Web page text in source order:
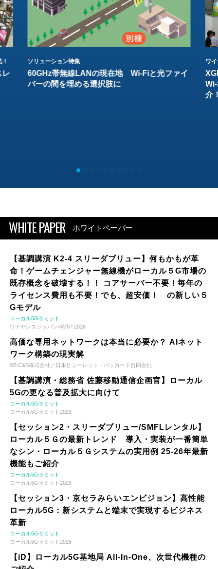
レ
ソリューション特集
60GHz帯無線LANの現在地 Wi-Fiと光ファイ
バーの間を埋める選択肢に
ワ
介
WHITE PAPER ホワイトペーパー
【基調講演 K2-4 スリーダブリュー】何もかもが革
命！ゲームチェンジャー無線機がローカル５G市場の
既存概念を破壊する！！ コアサーバー不要！毎年の
ライセンス費用も不要！でも、超安価！ の新しい５
Gモデル
ローカル5Gサミット
ワイヤレスジャパン×WTP 2026
高価な専用ネットワークは本当に必要か？ AIネット
ワーク構築の現実解
SB C&S株式会社／日本ヒューレット・パッカード合同会社
【基調講演・総務省 佐藤移動通信企画官】ローカル
5Gの更なる普及拡大に向けて
ローカル5Gサミット
ローカル5Gサミット2025
【セッション2・スリーダブリュー/SMFLレンタル】
ローカル５Ｇの最新トレンド 導入・実装が一番簡単
なシン・ローカル５Ｇシステムの実用例 25-26年最新
機能もご紹介
ローカル5Gサミット
ローカル5Gサミット2025
【セッション3・京セラみらいエンビジョン】高性能
ローカル5G：新システムと端末で実現するビジネス
革新
ローカル5Gサミット
ローカル5Gサミット2025
【iD】ローカル5G基地局 All-In-One、次世代機種の